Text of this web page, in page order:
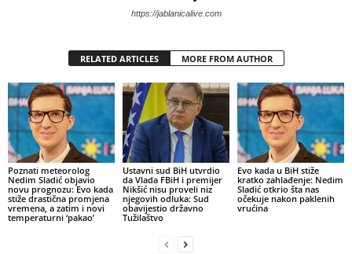
https://jablanicalive.com
RELATED ARTICLES MORE FROM AUTHOR
Poznati meteorolog
Nedim Sladić objavio
novu prognozu: Evo kada
stiže drastična promjena
vremena, a zatim i novi
temperaturni ‘pakao’
Ustavni sud BiH utvrdio
da Vlada FBiH i premijer
Nikšić nisu proveli niz
njegovih odluka: Sud
obavijestio državno
Tužilaštvo
Evo kada u BiH stiže
kratko zahlađenje: Nedim
Sladić otkrio šta nas
očekuje nakon paklenih
vrućina